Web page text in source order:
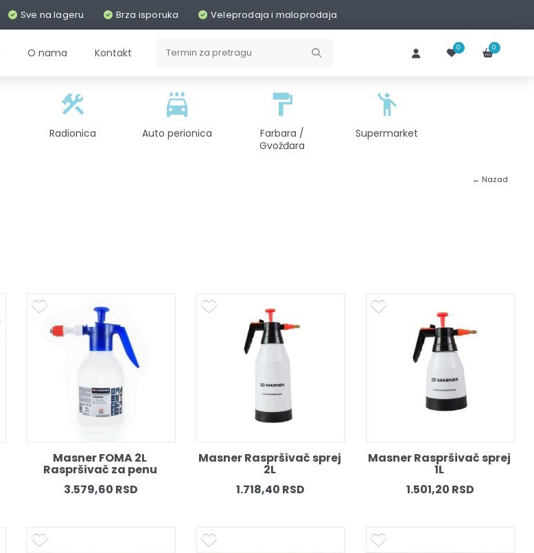
Sve na lageru Brza isporuka Veleprodaja i maloprodaja
O nama Kontakt 0
0
Radionica Auto perionica
Farbara /
Gvožđara
Supermarket
← Nazad
Masner FOMA 2L
Raspršivač za penu
3.579,60 RSD
Masner Raspršivač sprej
2L
1.718,40 RSD
Masner Raspršivač sprej
1L
1.501,20 RSD